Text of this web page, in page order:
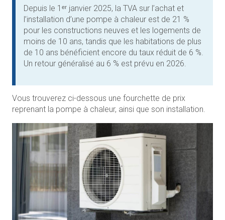
Depuis le 1ᵉʳ janvier 2025, la TVA sur l’achat et
l’installation d’une pompe à chaleur est de 21 %
pour les constructions neuves et les logements de
moins de 10 ans, tandis que les habitations de plus
de 10 ans bénéficient encore du taux réduit de 6 %.
Un retour généralisé au 6 % est prévu en 2026.
Vous trouverez ci-dessous une fourchette de prix
reprenant la pompe à chaleur, ainsi que son installation.